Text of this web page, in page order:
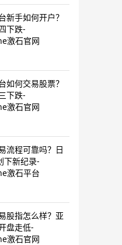
新手如何开户？
下跌-
激石官网
如何交易股票？
下跌-
激石官网
流程可靠吗？日
下新纪录-
激石平台
股指怎么样？亚
盘走低-
激石官网